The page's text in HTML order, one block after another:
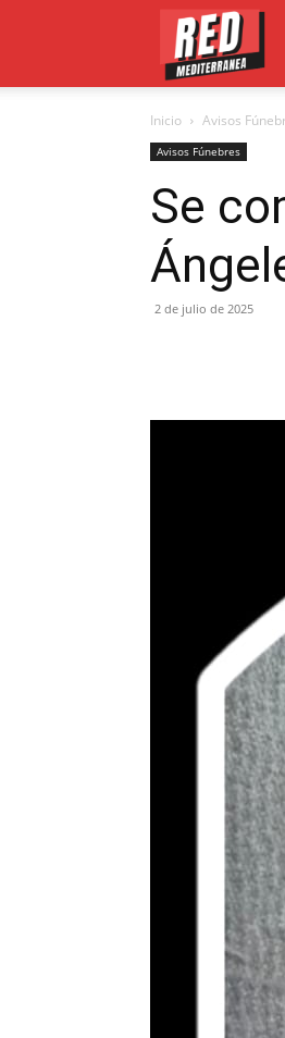
Inicio Avisos
Avisos Fúnebres
Se
2 de julio de 2025